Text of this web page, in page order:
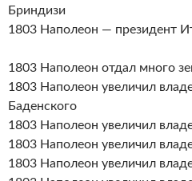
Бриндизи
1803 Наполеон — президент
1803 Наполеон отдал много
1803 Наполеон увеличил
Баденского
1803 Наполеон увеличил
1803 Наполеон увеличил
1803 Наполеон увеличил